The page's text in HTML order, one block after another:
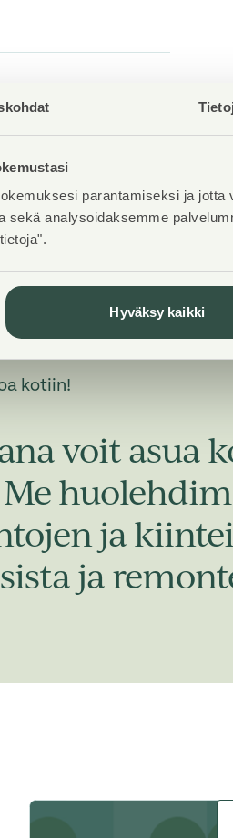
parantamiseksi ja jotta
sekä analysoidaksemme
Hyväksy kaikki
kotiin!
voit asua
ja
ja